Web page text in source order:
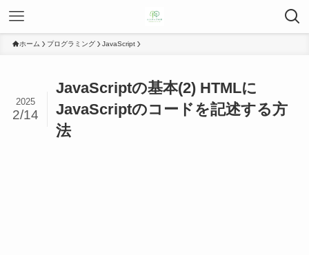
ホーム プログラミング JavaScript
JavaScriptの基本(2) HTMLに
JavaScriptのコードを記述する方
法
2025
2/14